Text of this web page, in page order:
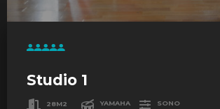
Studio 1
28M2 YAMAHA SONO